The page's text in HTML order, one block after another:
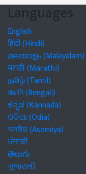
Languages
English
हिंदी (Hindi)
മലയാളം (Malayalam)
मराठी (Marathi)
தமிழ் (Tamil)
বাঙালি (Bengali)
ಕನ್ನಡ (Kannada)
ଓଡିଆ (Odia)
অসমীয়া (Asomiya)
ਪੰਜਾਬੀ
తెలుగు
ગુજરાતી